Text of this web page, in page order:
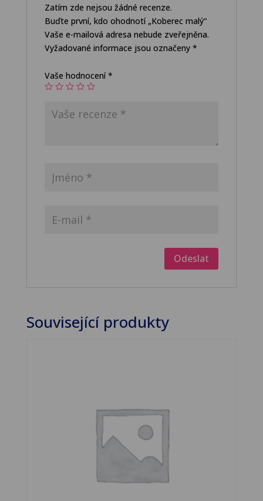
Zatím zde nejsou žádné recenze.
Buďte první, kdo ohodnotí „Koberec malý“
Vaše e-mailová adresa nebude zveřejněna.
Vyžadované informace jsou označeny *
Vaše hodnocení*
Související produkty